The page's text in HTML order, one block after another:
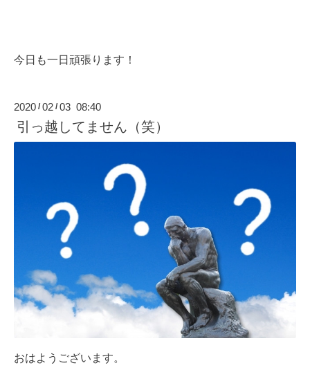
今日も一日頑張ります！
2020 /02 /03 08:40
引っ越してません（笑）
おはようございます。